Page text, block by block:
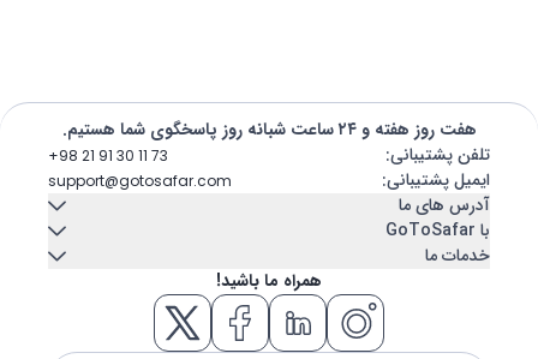
هفت روز هفته و ۲۴ ساعت شبانه روز پاسخگوی شما هستیم.
تلفن پشتیبانی:
+98 21 91 30 11 73
ایمیل پشتیبانی:
support@gotosafar.com
آدرس های ما
تهران، ایران
میرداماد, خیابان شاه نظری, خیابان ابن سینا پلاک 7
خیابان امام - مجتمع تجاری عتیق - بلوک A - طبقه دوم واحد 12
با GoToSafar
درباره ما
سوالات متداول
خدمات ما
کشتی کروز
بلیط هواپیما
همراه ما باشید!